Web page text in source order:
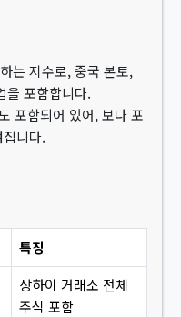
는 지수로, 중국 본토,
을 포함합니다.
포함되어 있어, 보다 포
니다.
특징
상하이 거래소 전체
주식 포함